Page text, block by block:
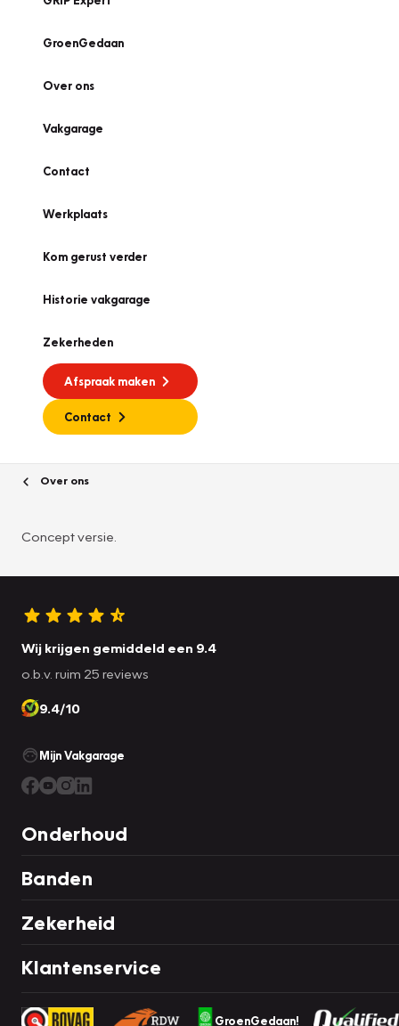
GroenGedaan
Over ons
Vakgarage
Contact
Werkplaats
Kom gerust verder
Historie vakgarage
Zekerheden
Afspraak maken
Contact
Over ons
Concept versie.
Wij krijgen gemiddeld een 9.4
o.b.v. ruim 25 reviews
9.4/10
Mijn Vakgarage
Onderhoud
Banden
Zekerheid
Klantenservice
GroenGedaan!